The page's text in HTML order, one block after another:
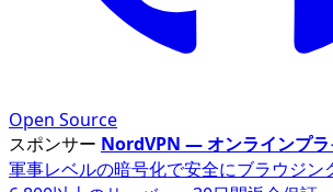
Open Source
スポンサー NordVPN — オンラインプラ
軍事レベルの暗号化で安全にブラウジン